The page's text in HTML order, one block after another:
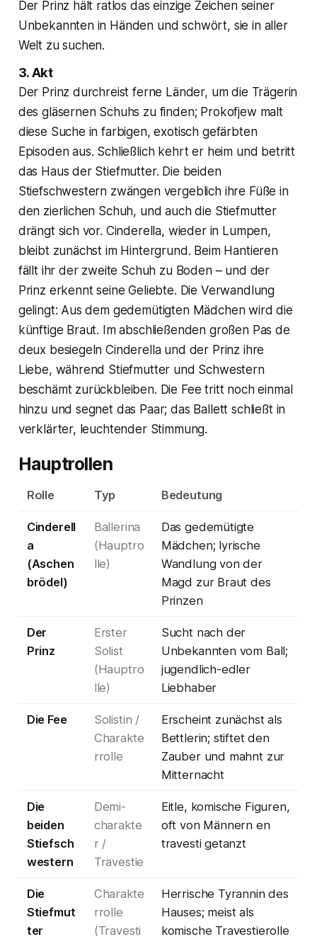
Der Prinz hält ratlos das einzige Zeichen seiner
Unbekannten in Händen und schwört, sie in aller
Welt zu suchen.
3. Akt
Der Prinz durchreist ferne Länder, um die Trägerin
des gläsernen Schuhs zu finden; Prokofjew malt
diese Suche in farbigen, exotisch gefärbten
Episoden aus. Schließlich kehrt er heim und betritt
das Haus der Stiefmutter. Die beiden
Stiefschwestern zwängen vergeblich ihre Füße in
den zierlichen Schuh, und auch die Stiefmutter
drängt sich vor. Cinderella, wieder in Lumpen,
bleibt zunächst im Hintergrund. Beim Hantieren
fällt ihr der zweite Schuh zu Boden – und der
Prinz erkennt seine Geliebte. Die Verwandlung
gelingt: Aus dem gedemütigten Mädchen wird die
künftige Braut. Im abschließenden großen Pas de
deux besiegeln Cinderella und der Prinz ihre
Liebe, während Stiefmutter und Schwestern
beschämt zurückbleiben. Die Fee tritt noch einmal
hinzu und segnet das Paar; das Ballett schließt in
verklärter, leuchtender Stimmung.
Hauptrollen
Rolle Typ Bedeutung
Cinderell
a
(Aschen
brödel)
Ballerina
(Hauptro
lle)
Das gedemütigte
Mädchen; lyrische
Wandlung von der
Magd zur Braut des
Prinzen
Der
Prinz
Erster
Solist
(Hauptro
lle)
Sucht nach der
Unbekannten vom Ball;
jugendlich-edler
Liebhaber
Die Fee
Solistin /
Charakte
rrolle
Erscheint zunächst als
Bettlerin; stiftet den
Zauber und mahnt zur
Mitternacht
Die
beiden
Stiefsch
western
Demi-
charakte
r /
Travestie
Eitle, komische Figuren,
oft von Männern en
travesti getanzt
Die
Stiefmut
ter
Charakte
rrolle
(Travesti
Herrische Tyrannin des
Hauses; meist als
komische Travestierolle